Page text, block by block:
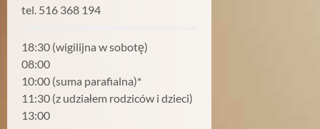
tel. 516 368 194
18:30 (wigilijna w sobotę)
08:00
10:00 (suma parafialna)*
11:30 (z udziałem rodziców i dzieci)
13:00